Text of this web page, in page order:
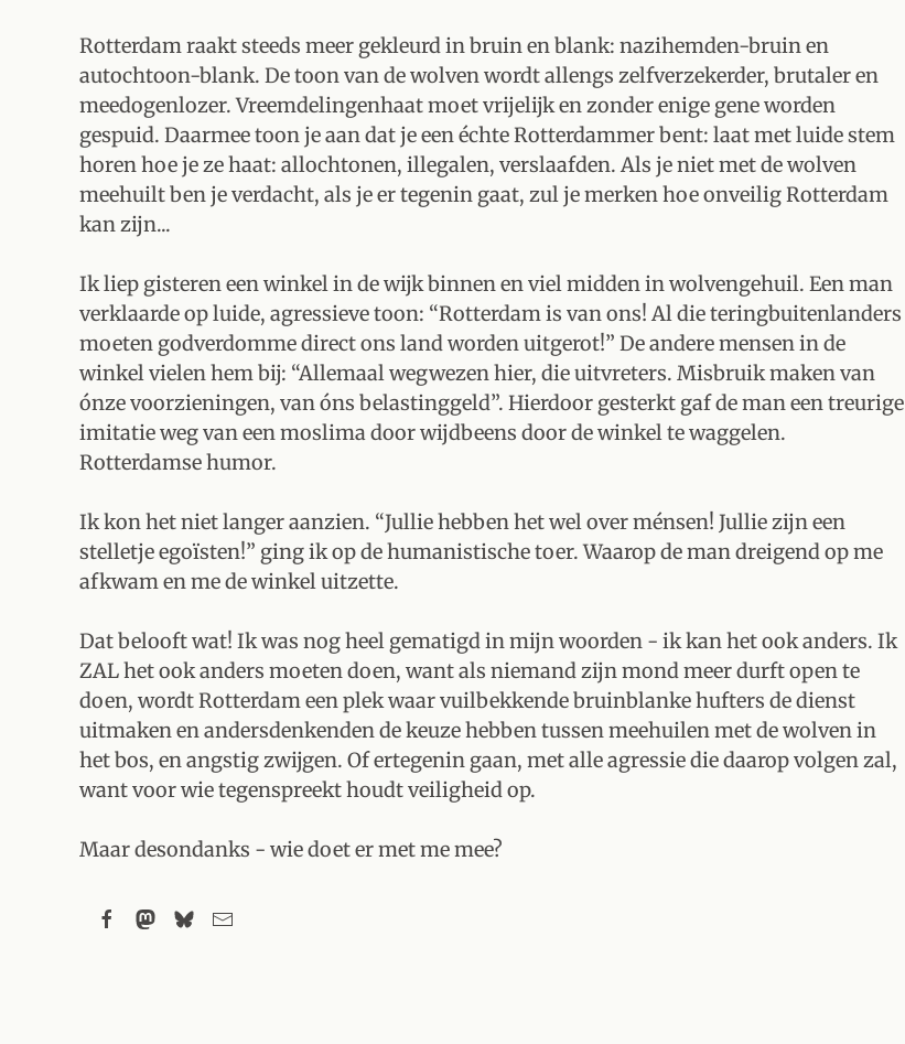
Rotterdam raakt steeds meer gekleurd in bruin en blank: nazihemden-bruin en
autochtoon-blank. De toon van de wolven wordt allengs zelfverzekerder, brutaler en
meedogenlozer. Vreemdelingenhaat moet vrijelijk en zonder enige gene worden
gespuid. Daarmee toon je aan dat je een échte Rotterdammer bent: laat met luide stem
horen hoe je ze haat: allochtonen, illegalen, verslaafden. Als je niet met de wolven
meehuilt ben je verdacht, als je er tegenin gaat, zul je merken hoe onveilig Rotterdam
kan zijn...
Ik liep gisteren een winkel in de wijk binnen en viel midden in wolvengehuil. Een man
verklaarde op luide, agressieve toon: “Rotterdam is van ons! Al die teringbuitenlanders
moeten godverdomme direct ons land worden uitgerot!” De andere mensen in de
winkel vielen hem bij: “Allemaal wegwezen hier, die uitvreters. Misbruik maken van
ónze voorzieningen, van óns belastinggeld”. Hierdoor gesterkt gaf de man een treurige
imitatie weg van een moslima door wijdbeens door de winkel te waggelen.
Rotterdamse humor.
Ik kon het niet langer aanzien. “Jullie hebben het wel over ménsen! Jullie zijn een
stelletje egoïsten!” ging ik op de humanistische toer. Waarop de man dreigend op me
afkwam en me de winkel uitzette.
Dat belooft wat! Ik was nog heel gematigd in mijn woorden - ik kan het ook anders. Ik
ZAL het ook anders moeten doen, want als niemand zijn mond meer durft open te
doen, wordt Rotterdam een plek waar vuilbekkende bruinblanke hufters de dienst
uitmaken en andersdenkenden de keuze hebben tussen meehuilen met de wolven in
het bos, en angstig zwijgen. Of ertegenin gaan, met alle agressie die daarop volgen zal,
want voor wie tegenspreekt houdt veiligheid op.
Maar desondanks - wie doet er met me mee?